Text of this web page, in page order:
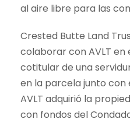
al aire libre para las
Crested Butte Land
colaborar con AVLT
cotitular de una
en la parcela junto con
AVLT adquirió la
con fondos del